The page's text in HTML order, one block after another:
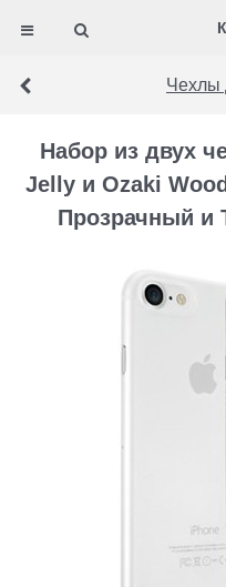
Чехлы
Набор из двух
Jelly и Ozaki
Прозрачный и